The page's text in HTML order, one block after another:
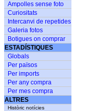
Ampolles sense foto
Curiositats
Intercanvi de repetides
Galeria fotos
Botigues on comprar
ESTADÍSTIQUES
Globals
Per països
Per imports
Per any compra
Per mes compra
ALTRES
Històric notícies